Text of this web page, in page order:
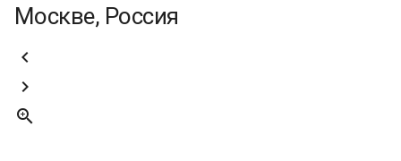
Москве, Россия


